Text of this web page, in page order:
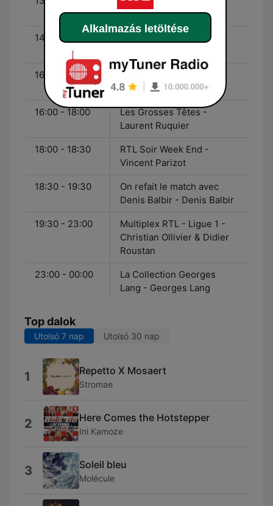
Alphonse Richard
14:30 - 16:00
Le Grand Studio RTL
16:00 - 18:00
Les Grosses Têtes -
Laurent Ruquier
16:00 - 18:00
Les Grosses Têtes -
Laurent Ruquier
18:00 - 18:30
RTL Soir Week End -
Vincent Parizot
18:30 - 19:30
On refait le match avec
Denis Balbir - Denis Balbir
19:30 - 23:00
Multiplex RTL - Ligue 1 -
Christian Ollivier & Didier
Roustan
23:00 - 00:00
La Collection Georges
Lang - Georges Lang
Top dalok
Utolsó 7 nap Utolsó 30 nap
1 Repetto X Mosaert
Stromae
2 Here Comes the Hotstepper
Ini Kamoze
3 Soleil bleu
Molécule
Alkalmazás letöltése